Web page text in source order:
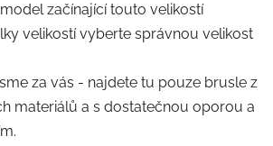
začínající touto velikostí
velikostí vyberte správnou velikost
za vás - najdete tu pouze brusle z
materiálů a s dostatečnou oporou a